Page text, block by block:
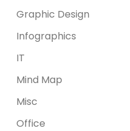
Graphic Design
Infographics
IT
Mind Map
Misc
Office